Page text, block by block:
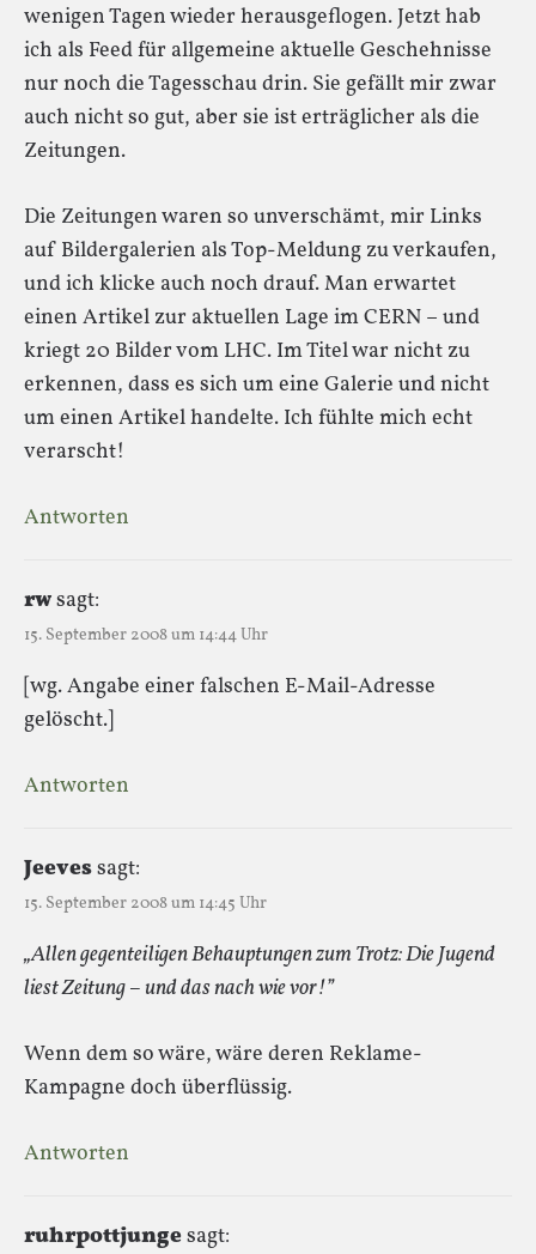
wenigen Tagen wieder herausgeflogen. Jetzt hab
ich als Feed für allgemeine aktuelle Geschehnisse
nur noch die Tagesschau drin. Sie gefällt mir zwar
auch nicht so gut, aber sie ist erträglicher als die
Zeitungen.
Die Zeitungen waren so unverschämt, mir Links
auf Bildergalerien als Top-Meldung zu verkaufen,
und ich klicke auch noch drauf. Man erwartet
einen Artikel zur aktuellen Lage im CERN – und
kriegt 20 Bilder vom LHC. Im Titel war nicht zu
erkennen, dass es sich um eine Galerie und nicht
um einen Artikel handelte. Ich fühlte mich echt
verarscht!
Antworten
rwsagt:
15. September 2008 um 14:44 Uhr
[wg. Angabe einer falschen E-Mail-Adresse
gelöscht.]
Antworten
Jeevessagt:
15. September 2008 um 14:45 Uhr
„Allen gegenteiligen Behauptungen zum Trotz: Die Jugend
liest Zeitung – und das nach wie vor!”
Wenn dem so wäre, wäre deren Reklame-
Kampagne doch überflüssig.
Antworten
ruhrpottjungesagt: